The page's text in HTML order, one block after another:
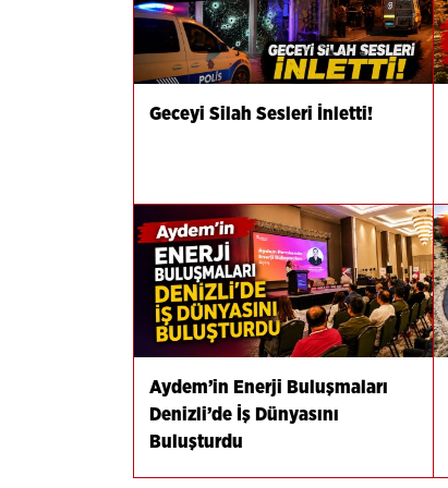
Geceyi Silah Sesleri İnletti!
Aydem’in Enerji Buluşmaları
Denizli’de İş Dünyasını
Buluşturdu